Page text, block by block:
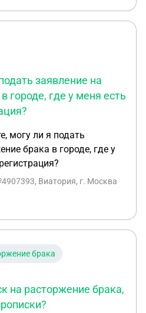
заявление на
городе, где у меня есть
могу ли я подать
брака в городе, где у
Виатория, г. Москва
брака
на расторжение брака,